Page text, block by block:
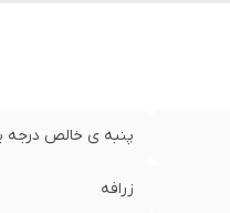
پنبه ی خالص درجه
زرافه